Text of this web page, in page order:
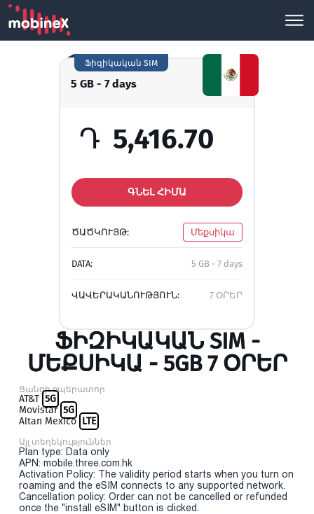
5 GB - 7 days
Ֆիզիկական SIM
Դ 5,416.70
ԳՆԵԼ ՀԻՄԱ
ԾԱԾԿՈՒՅԹ: Մեքսիկա
DATA: 5 GB - 7 days
ՎԱՎԵՐԱԿԱՆՈՒԹՅՈՒՆ: 7 ՕՐԵՐ
ՖԻԶԻԿԱԿԱՆ SIM -
ՄԵՔՍԻԿԱ - 5GB 7 ՕՐԵՐ
Ցանցի օպերատոր
AT&T 5G
Movistar 5G
Altan Mexico LTE
Այլ տեղեկություններ
Plan type: Data only
APN: mobile.three.com.hk
Activation Policy: The validity period starts when you turn on
roaming and the eSIM connects to any supported network.
Cancellation policy: Order can not be cancelled or refunded
once the "install eSIM" button is clicked.